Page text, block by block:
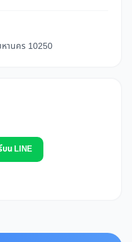
หานคร 10250
บน LINE